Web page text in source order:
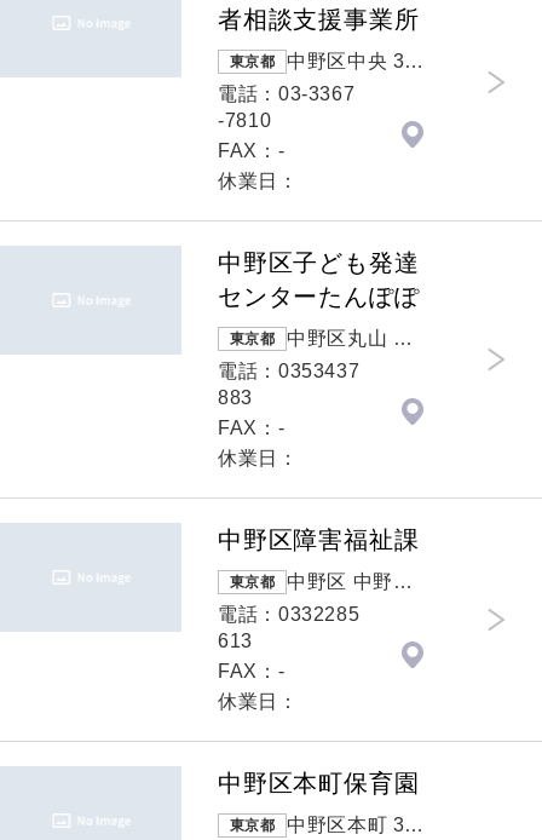
者相談支援事業所
東京都
中野区中央 3-1
9-1中部すこや
電話：03-3367
-7810
FAX：-
休業日：
中野区子ども発達
センターたんぽぽ
東京都
中野区丸山 １
－１７－２
電話：0353437
883
FAX：-
休業日：
中野区障害福祉課
東京都
中野区 中野四
丁目１１番１
電話：0332285
613
FAX：-
休業日：
中野区本町保育園
東京都
中野区本町 3-2